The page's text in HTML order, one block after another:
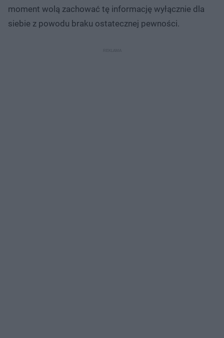
moment wolą zachować tę informację wyłącznie dla
siebie z powodu braku ostatecznej pewności.